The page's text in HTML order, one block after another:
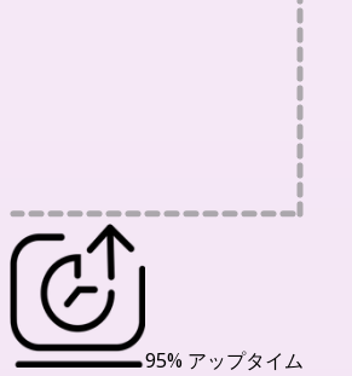
95% アップタイム